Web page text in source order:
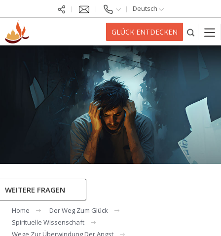
Deutsch
GLÜCK ENTDECKEN
WEITERE FRAGEN
Home
Der Weg Zum Glück
Spirituelle Wissenschaft
Wege Zur Überwindung Der Angst